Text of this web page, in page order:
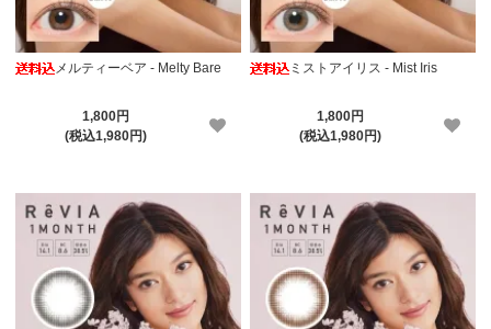
メルティーベア - Melty Bare
1,800円
(税込1,980円)
ミストアイリス - Mist Iris
1,800円
(税込1,980円)